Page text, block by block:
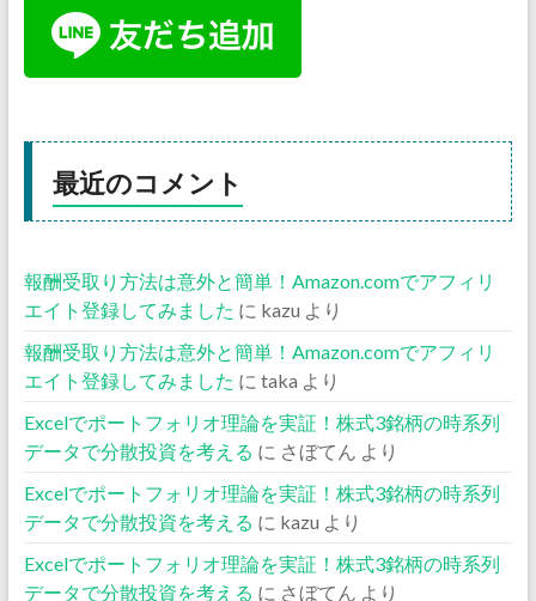
最近のコメント
報酬受取り方法は意外と簡単！Amazon.comでアフィリ
エイト登録してみました に kazu より
報酬受取り方法は意外と簡単！Amazon.comでアフィリ
エイト登録してみました に taka より
Excelでポートフォリオ理論を実証！株式3銘柄の時系列
データで分散投資を考える に さぼてん より
Excelでポートフォリオ理論を実証！株式3銘柄の時系列
データで分散投資を考える に kazu より
Excelでポートフォリオ理論を実証！株式3銘柄の時系列
データで分散投資を考える に さぼてん より